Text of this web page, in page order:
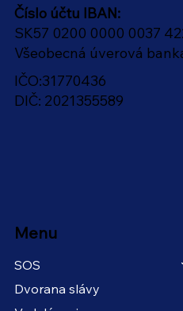
Číslo účtu IBAN:
SK57 0200 0000 0037
Všeobecná úverová
IČO:31770436
DIČ: 2021355589
Menu
SOS
Dvorana slávy